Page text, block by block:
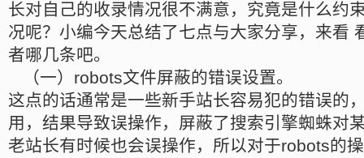
长对自己的收录情况很不满意，究竟是什么约
况呢？小编今天总结了七点与大家分享，来看
者哪几条吧。
（一）robots文件屏蔽的错误设置。
这点的话通常是一些新手站长容易犯的错误的
用，结果导致误操作，屏蔽了搜索引擎蜘蛛对
老站长有时候也会误操作，所以对于robots的